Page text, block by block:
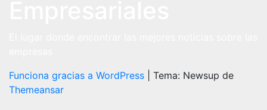
Funciona gracias a WordPress
Tema: Newsup de
Themeansar